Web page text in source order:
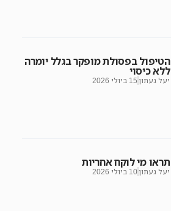
הטיפול בפסולת מופקר בגלל יומרה
ללא כיסוי
יעל געתון 15 ביולי 2026
תראו מי לוקח אחריות
יעל געתון10 ביולי 2026